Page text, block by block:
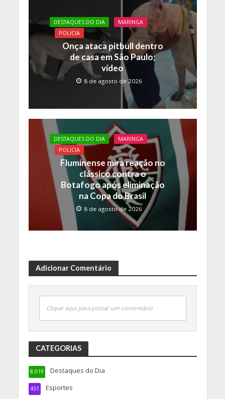
DESTAQUES DO DIA
MARINGA
POLICIA
Onça ataca pitbull dentro
de casa em São Paulo;
vídeo
8 de agosto de 2026
DESTAQUES DO DIA
MARINGA
POLICIA
Fluminense mira reação no
clássico contra o
Botafogo após eliminação
na Copa do Brasil
8 de agosto de 2026
Adicionar Comentário
Clique aqui para postar um comentário
CATEGORIAS
Destaques do Dia
8.019
Esportes
451